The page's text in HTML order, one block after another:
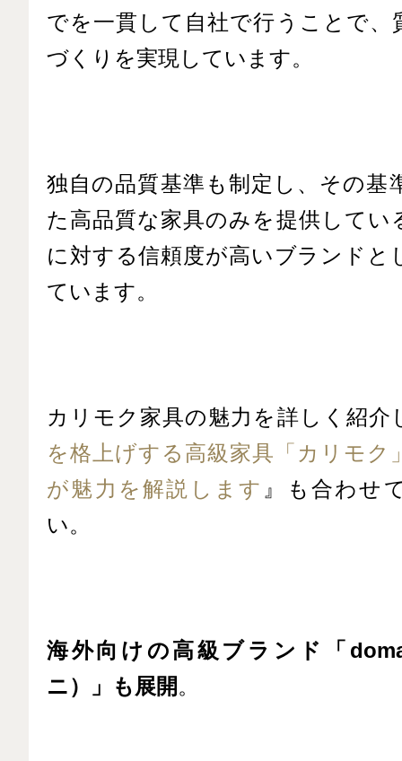
でを一貫して自社で行うことで、
づくりを実現しています。
独自の品質基準も制定し、その基
た高品質な家具のみを提供してい
に対する信頼度が高いブランドと
ています。
カリモク家具の魅力を詳しく紹介
を格上げする高級家具「カリモク
が魅力を解説します 』も合わせ
い。
海外向けの高級ブランド「
ニ）」も展開。